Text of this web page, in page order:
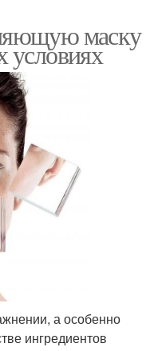
маску
условиях
а особенно
ингредиентов